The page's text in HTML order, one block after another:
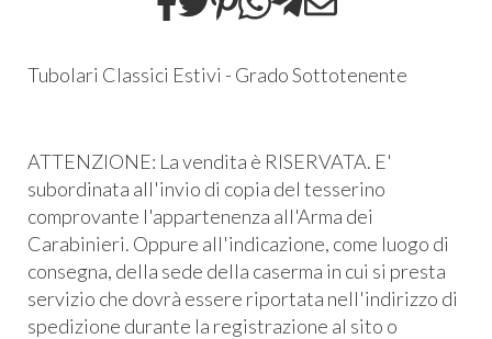
Tubolari Classici Estivi - Grado Sottotenente
ATTENZIONE: La vendita è RISERVATA. E'
subordinata all'invio di copia del tesserino
comprovante l'appartenenza all'Arma dei
Carabinieri. Oppure all'indicazione, come luogo di
consegna, della sede della caserma in cui si presta
servizio che dovrà essere riportata nell'indirizzo di
spedizione durante la registrazione al sito o